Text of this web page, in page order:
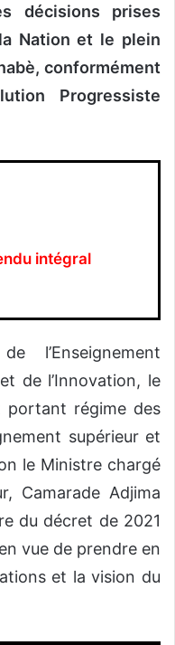
décisions prises
Nation et le plein
conformément
Progressiste
intégral
l’Enseignement
de l’Innovation, le
portant régime des
supérieur et
le Ministre chargé
Camarade Adjima
du décret de 2021
vue de prendre en
et la vision du